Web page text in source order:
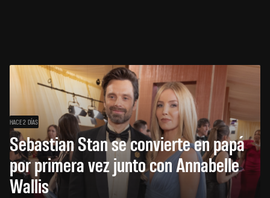
HACE 2 DÍAS
Sebastian Stan se convierte en papá
por primera vez junto con Annabelle
Wallis